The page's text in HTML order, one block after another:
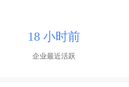
18 小时前
企业最近活跃